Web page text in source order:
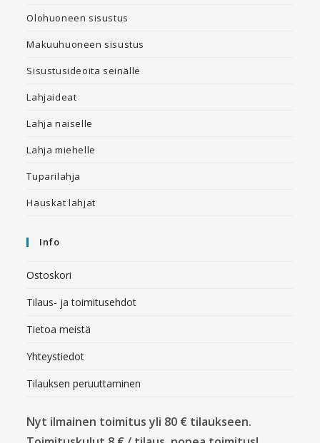
Olohuoneen sisustus
Makuuhuoneen sisustus
Sisustusideoita seinälle
Lahjaideat
Lahja naiselle
Lahja miehelle
Tuparilahja
Hauskat lahjat
Info
Ostoskori
Tilaus- ja toimitusehdot
Tietoa meistä
Yhteystiedot
Tilauksen peruuttaminen
Nyt ilmainen toimitus yli 80 € tilaukseen.